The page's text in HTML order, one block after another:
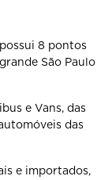
8 pontos
São Paulo
e Vans, das
das
e importados,